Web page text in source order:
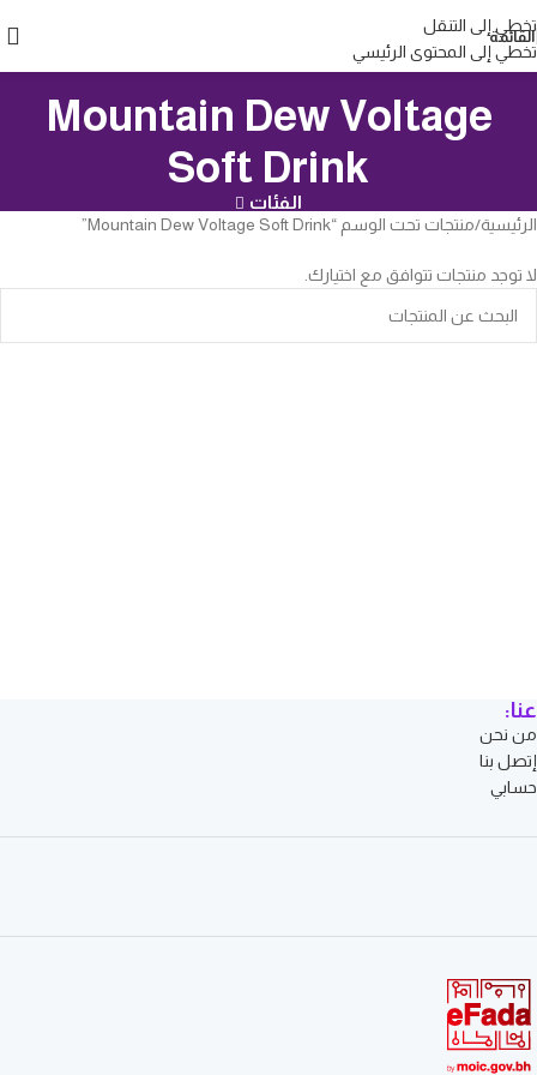
تخطي إلى التنقل
تخطي إلى المحتوى الرئيسي
القائمة
Mountain Dew Voltage
Soft Drink
الفئات
الرئيسية منتجات تحت الوسم “Mountain Dew Voltage Soft Drink”
لا توجد منتجات تتوافق مع اختيارك.
عنا:
من نحن
إتصل بنا
حسابي